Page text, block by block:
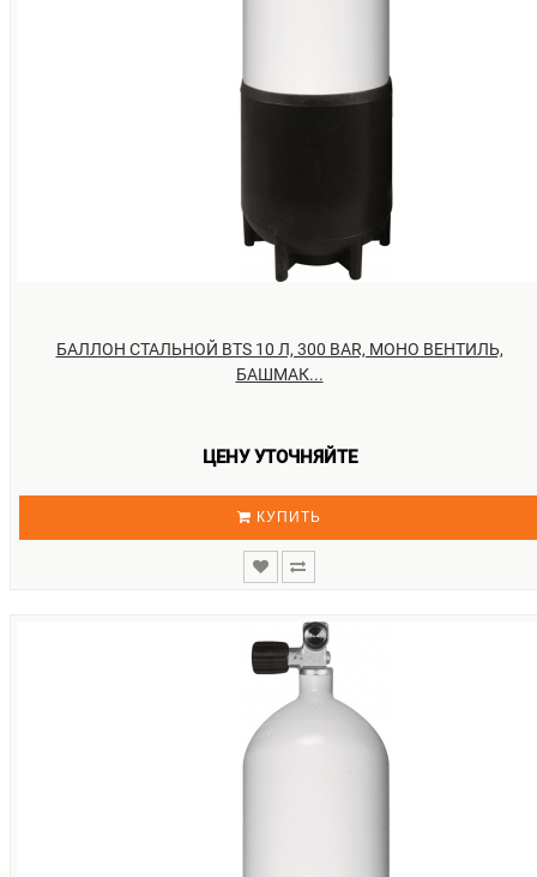
БАЛЛОН СТАЛЬНОЙ BTS 10 Л, 300 BAR, МОНО ВЕНТИЛЬ,
БАШМАК...
ЦЕНУ УТОЧНЯЙТЕ
КУПИТЬ